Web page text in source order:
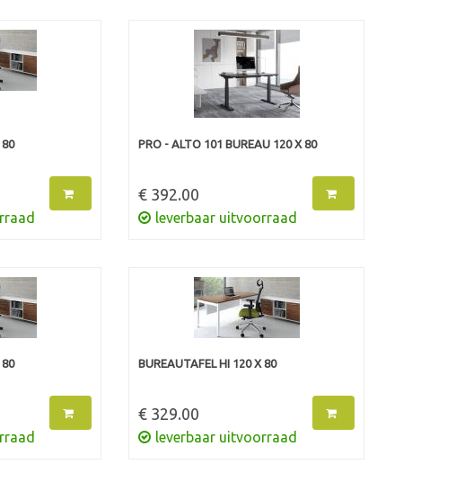
80 PRO - ALTO 101 BUREAU 120 X 80
€ 392.00
leverbaar uitvoorraad
80 BUREAUTAFEL HI 120 X 80
€ 329.00
leverbaar uitvoorraad